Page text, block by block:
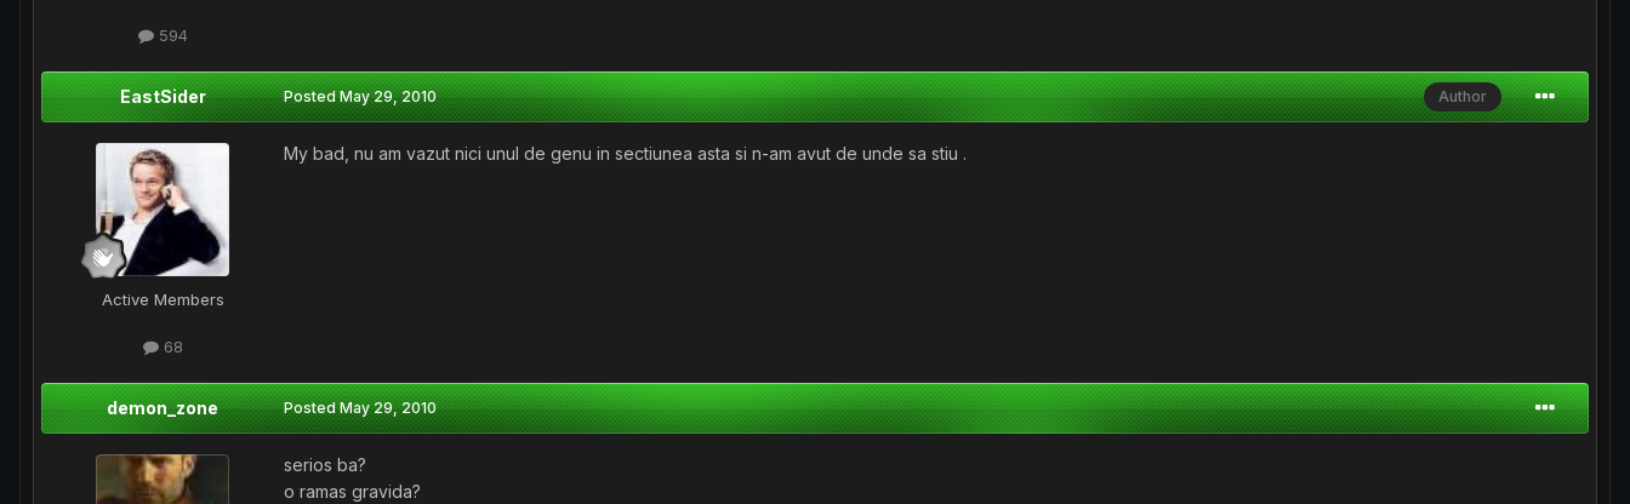
594
EastSider
Active Members
68
Author
PostedMay 29, 2010
My bad, nu am vazut nici unul de genu in sectiunea asta si n-am avut de unde sa stiu .
demon_zone PostedMay 29, 2010
serios ba?
o ramas gravida?